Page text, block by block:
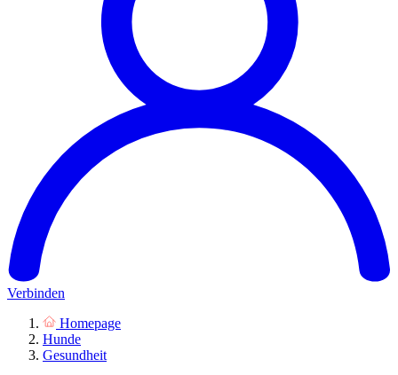
Verbinden
Homepage
Hunde
Gesundheit